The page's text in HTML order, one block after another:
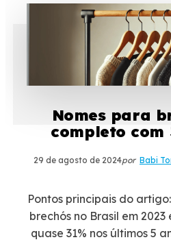
Nomes para
completo com
29 de agosto de 2024por Babi
Pontos principais do
brechós no Brasil em
quase 31% nos últimos 5